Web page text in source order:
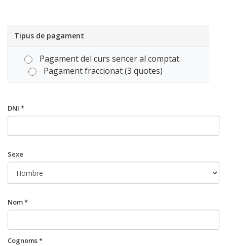
Tipus de pagament
Pagament del curs sencer al comptat
Pagament fraccionat (3 quotes)
DNI *
Sexe
Nom *
Cognoms *